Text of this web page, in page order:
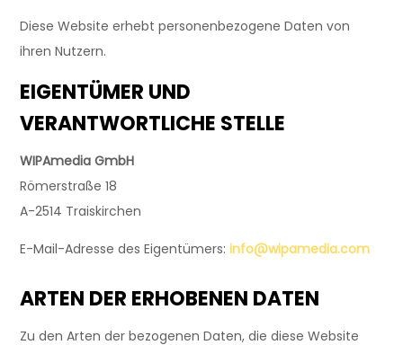
Diese Website erhebt personenbezogene Daten von
ihren Nutzern.
EIGENTÜMER UND
VERANTWORTLICHE STELLE
WIPAmedia GmbH
Römerstraße 18
A-2514 Traiskirchen
E-Mail-Adresse des Eigentümers:info@wipamedia.com
ARTEN DER ERHOBENEN DATEN
Zu den Arten der bezogenen Daten, die diese Website